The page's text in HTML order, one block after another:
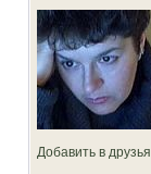
Добавить в друзья